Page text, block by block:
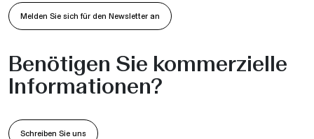
Melden Sie sich für den Newsletter an
Benötigen Sie kommerzielle
Informationen?
Schreiben Sie uns